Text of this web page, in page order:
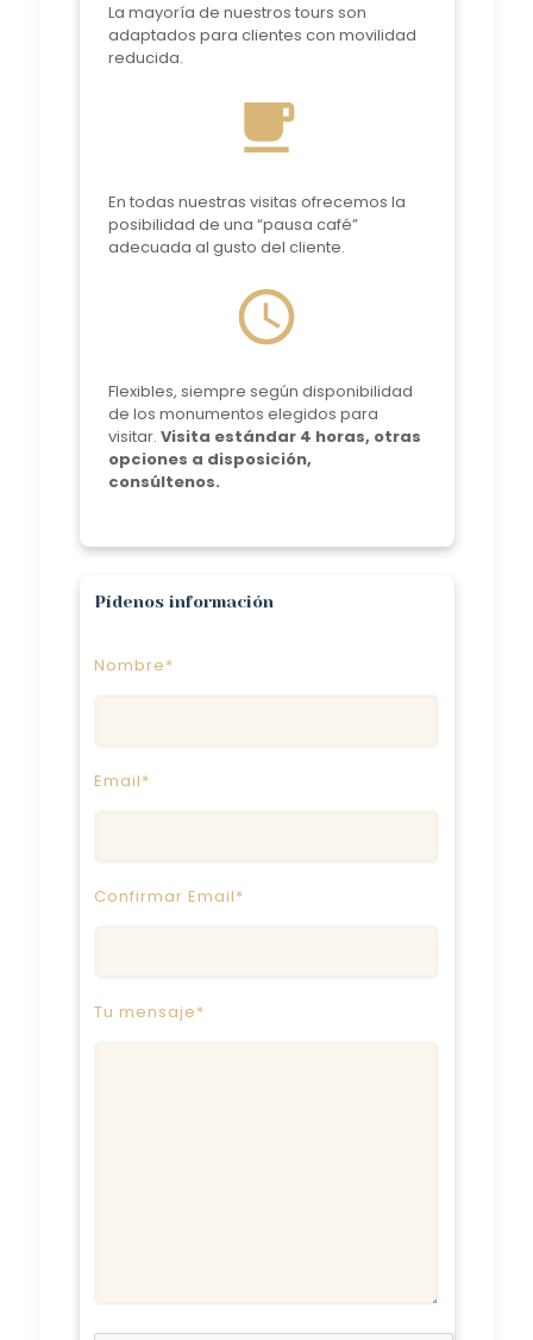
La mayoría de nuestros tours son
adaptados para clientes con movilidad
reducida.
local_cafe
En todas nuestras visitas ofrecemos la
posibilidad de una “pausa café”
adecuada al gusto del cliente.
schedule
Flexibles, siempre según disponibilidad
de los monumentos elegidos para
visitar. Visita estándar 4 horas, otras
opciones a disposición,
consúltenos.
Pídenos información
Nombre*
Email*
Confirmar Email*
Tu mensaje*